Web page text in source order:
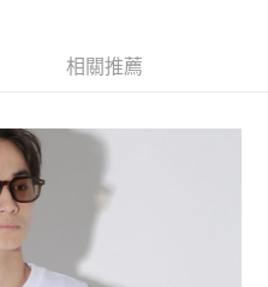
依後續交易確認頁面所載為準。
或遇審核未通過，訂單將自動取
分期」於每月結算日後寄送繳費提
商條碼／台灣大直營門市／銀行轉
繳費。
款。
後，將跳轉至「AFTEE先享後付」
即可完成結帳。
簡訊。
簡訊中的連結，可透過四大超商／
方視為交易完成。
運費
運費
運費
相關推薦